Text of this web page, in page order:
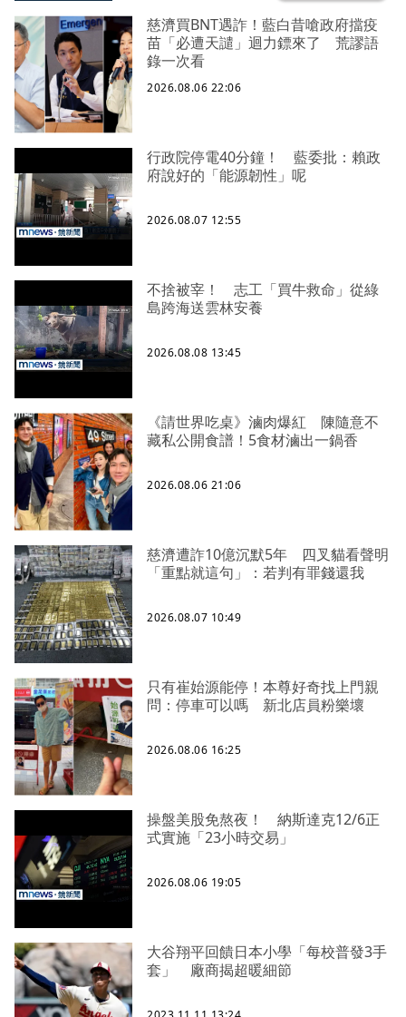
慈濟買BNT遇詐！藍白昔嗆政府擋疫
苗「必遭天譴」迴力鏢來了 荒謬語
錄一次看
2026.08.06 22:06
行政院停電40分鐘！ 藍委批：賴政
府說好的「能源韌性」呢
2026.08.07 12:55
不捨被宰！ 志工「買牛救命」從綠
島跨海送雲林安養
2026.08.08 13:45
《請世界吃桌》滷肉爆紅 陳隨意不
藏私公開食譜！5食材滷出一鍋香
2026.08.06 21:06
慈濟遭詐10億沉默5年 四叉貓看聲明
「重點就這句」：若判有罪錢還我
2026.08.07 10:49
只有崔始源能停！本尊好奇找上門親
問：停車可以嗎 新北店員粉樂壞
2026.08.06 16:25
操盤美股免熬夜！ 納斯達克12/6正
式實施「23小時交易」
2026.08.06 19:05
大谷翔平回饋日本小學「每校普發3手
套」 廠商揭超暖細節